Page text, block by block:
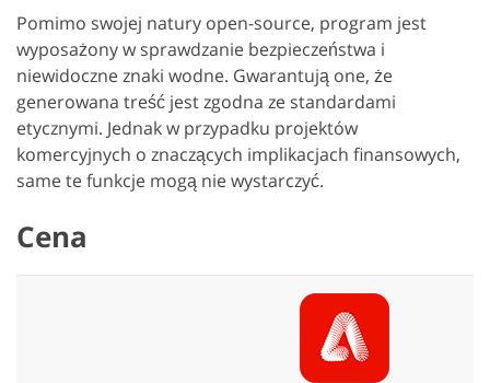
Pomimo swojej natury open-source, program jest
wyposażony w sprawdzanie bezpieczeństwa i
niewidoczne znaki wodne. Gwarantują one, że
generowana treść jest zgodna ze standardami
etycznymi. Jednak w przypadku projektów
komercyjnych o znaczących implikacjach finansowych,
same te funkcje mogą nie wystarczyć.
Cena